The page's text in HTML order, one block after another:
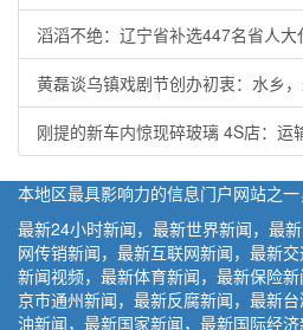
滔滔不绝：辽宁省补选447名省人大
黄磊谈乌镇戏剧节创办初衷：水乡
刚提的新车内惊现碎玻璃 4S店：运
本地区最具影响力的信息门户网站之
最新24小时新闻，最新世界新闻，最
网传销新闻，最新互联网新闻，最新
新闻视频，最新体育新闻，最新保险
京市通州新闻，最新反腐新闻，最新
油新闻，最新国家新闻，最新国际经